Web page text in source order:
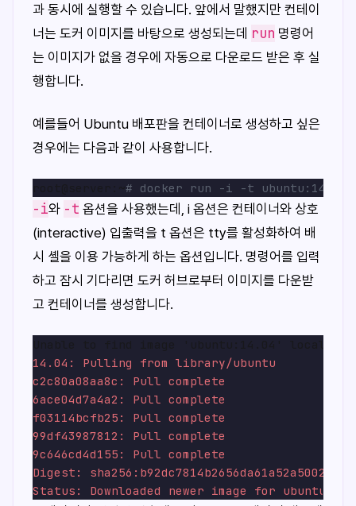
과 동시에 실행할 수 있습니다. 앞에서 말했지만 컨테이
너는 도커 이미지를 바탕으로 생성되는데 run 명령어
는 이미지가 없을 경우에 자동으로 다운로드 받은 후 실
행합니다.
예를들어 Ubuntu 배포판을 컨테이너로 생성하고 싶은
경우에는 다음과 같이 사용합니다.
# docker run -i -t ubuntu:14.04
-i와 -t 옵션을 사용했는데, i 옵션은 컨테이너와 상호
(interactive) 입출력을 t 옵션은 tty를 활성화하여 배
시 셸을 이용 가능하게 하는 옵션입니다. 명령어를 입력
하고 잠시 기다리면 도커 허브로부터 이미지를 다운받
고 컨테이너를 생성합니다.
14.04: Pulling from library/ubuntu
c2c80a08aa8c: Pull complete
6ace04d7a4a2: Pull complete
f03114bcfb25: Pull complete
99df43987812: Pull complete
9c646cd4d155: Pull complete
Digest:
Status: Downloaded newer image for